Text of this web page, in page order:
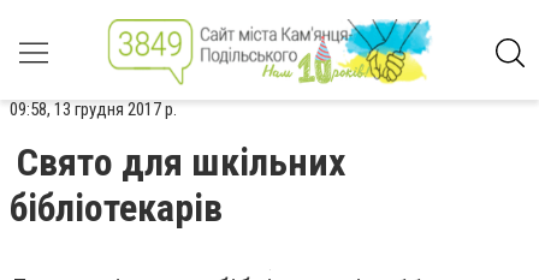
09:58, 13 грудня 2017 р.
Свято для шкільних
бібліотекарів